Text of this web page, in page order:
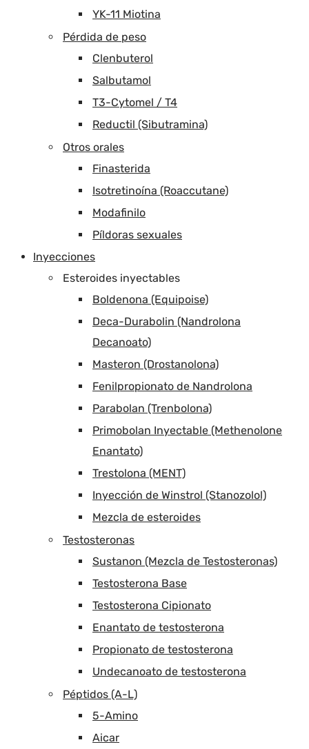
YK-11 Miotina
Pérdida de peso
Clenbuterol
Salbutamol
T3-Cytomel / T4
Reductil (Sibutramina)
Otros orales
Finasterida
Isotretinoína (Roaccutane)
Modafinilo
Píldoras sexuales
Inyecciones
Esteroides inyectables
Boldenona (Equipoise)
Deca-Durabolin (Nandrolona
Decanoato)
Masteron (Drostanolona)
Fenilpropionato de Nandrolona
Parabolan (Trenbolona)
Primobolan Inyectable (Methenolone
Enantato)
Trestolona (MENT)
Inyección de Winstrol (Stanozolol)
Mezcla de esteroides
Testosteronas
Sustanon (Mezcla de Testosteronas)
Testosterona Base
Testosterona Cipionato
Enantato de testosterona
Propionato de testosterona
Undecanoato de testosterona
Péptidos (A-L)
5-Amino
Aicar